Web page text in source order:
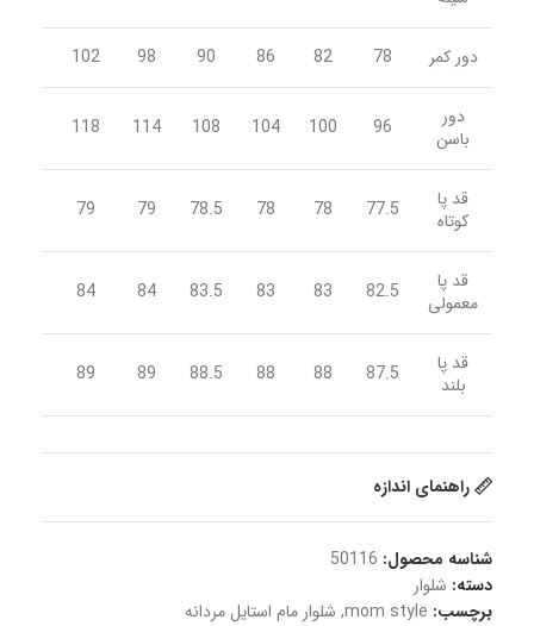
دور کمر 78
82
86
90
98
102
دور
باسن
96
100
104
108
114
118
قد پا
کوتاه
77.5
78
78
78.5
79
79
قد پا
معمولی
82.5
83
83
83.5
84
84
قد پا
بلند
87.5
88
88
88.5
89
89
راهنمای اندازه
شناسه محصول: 50116
دسته: شلوار
برچسب: mom style
, شلوار مام استایل مردانه